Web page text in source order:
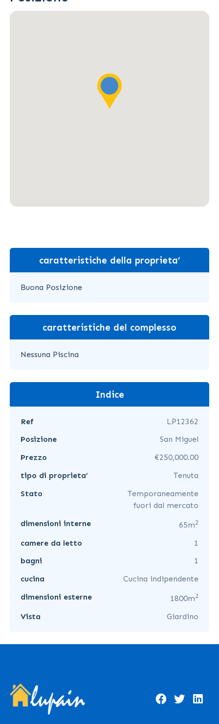
caratteristiche della proprieta’
Buona Posizione
caratteristiche del complesso
Nessuna Piscina
Indice
Ref
LP12362
Posizione
San Miguel
Prezzo
€250,000.00
tipo di proprieta’
Tenuta
Stato
Temporaneamente
fuori dal mercato
dimensioni interne
65m2
camere da letto
1
bagni
1
cucina
Cucina indipendente
dimensioni esterne
1800m2
Vista Giardino